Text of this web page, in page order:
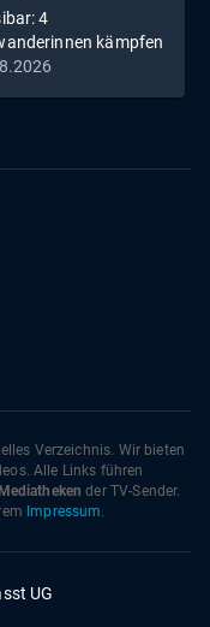
4
kämpfen
Glück
Verzeichnis. Wir bieten
Alle Links führen
der TV-Sender.
Impressum.
UG